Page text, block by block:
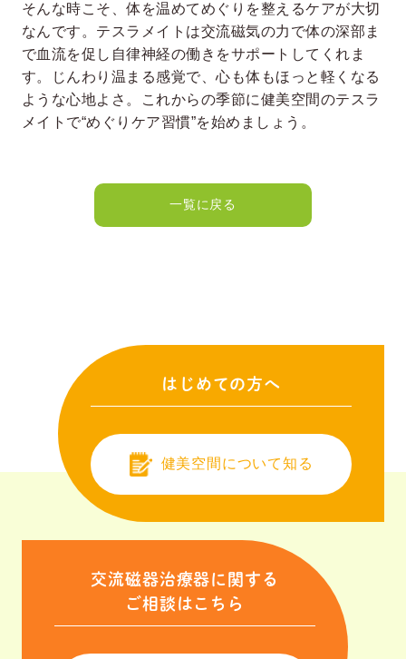
そんな時こそ、体を温めてめぐりを整えるケアが大切
なんです。テスラメイトは交流磁気の力で体の深部ま
で血流を促し自律神経の働きをサポートしてくれま
す。じんわり温まる感覚で、心も体もほっと軽くなる
ような心地よさ。これからの季節に健美空間のテスラ
メイトで“めぐりケア習慣”を始めましょう。
一覧に戻る
はじめての方へ
健美空間について知る
交流磁器治療器に関する
ご相談はこちら